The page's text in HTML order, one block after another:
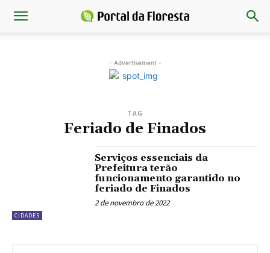
- Advertisement -
TAG
Feriado de Finados
CIDADES
Serviços essenciais da
Prefeitura terão
funcionamento garantido no
feriado de Finados
2 de novembro de 2022